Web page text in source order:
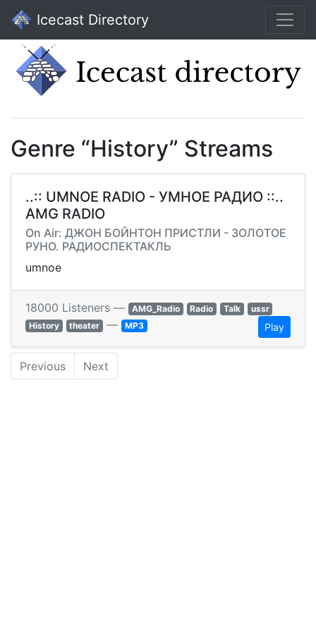
Icecast Directory
Genre “History” Streams
..:: UMNOE RADIO - УМНОЕ РАДИО ::..
AMG RADIO
On Air: ДЖОН БОЙНТОН ПРИСТЛИ - ЗОЛОТОЕ
РУНО. РАДИОСПЕКТАКЛЬ
umnoe
18000 Listeners — AMG_Radio Radio Talk
ussr
History
theater — MP3 Play
Previous Next